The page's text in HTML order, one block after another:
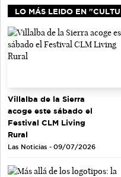
LO MÁS LEIDO EN
Villalba de la Sierra
acoge este sábado el
Festival CLM Living
Rural
Las Noticias - 09/07/2026